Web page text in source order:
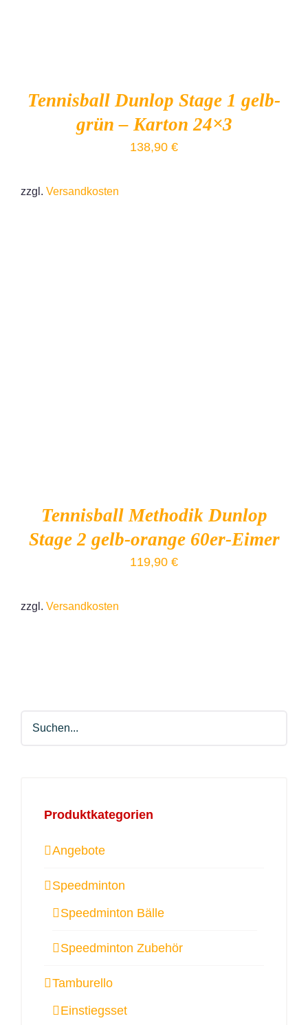
Tennisball Dunlop Stage 1 gelb-
grün – Karton 24×3
138,90 €
zzgl. Versandkosten
Tennisball Methodik Dunlop
Stage 2 gelb-orange 60er-Eimer
119,90 €
zzgl. Versandkosten
Produktkategorien
Angebote
Speedminton
Speedminton Bälle
Speedminton Zubehör
Tamburello
Einstiegsset